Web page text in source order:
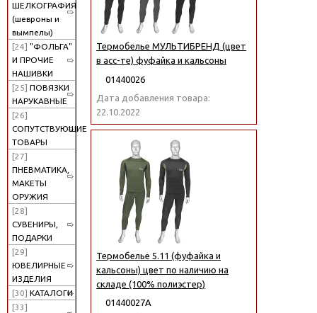
ШЕЛКОГРАФИЯ
(шевроны и
вымпелы)
[24] "ФОЛЬГА"
И ПРОЧИЕ
НАШИВКИ
[25] ПОВЯЗКИ
НАРУКАВНЫЕ
[26]
СОПУТСТВУЮЩИЕ
ТОВАРЫ
[27]
ПНЕВМАТИКА,
МАКЕТЫ
ОРУЖИЯ
[28]
СУВЕНИРЫ,
ПОДАРКИ
[29]
ЮВЕЛИРНЫЕ
ИЗДЕЛИЯ
[30] КАТАЛОГИ
[33]
Термобелье МУЛЬТИБРЕНД (цвет
в асс-те) фуфайка и кальсоны
01440026
Дата добавления товара:
22.10.2022
Термобелье 5.11 (фуфайка и
кальсоны) цвет по наличию на
складе (100% полиэстер)
01440027А